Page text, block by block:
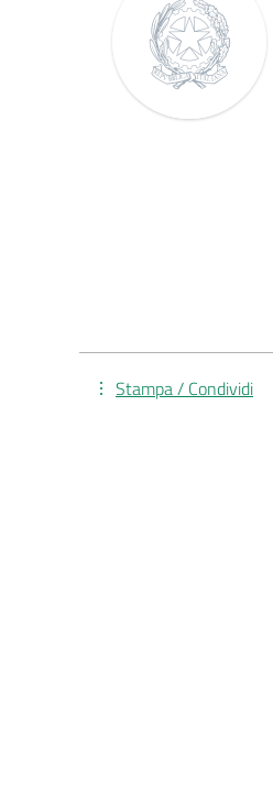
Stampa / Condividi